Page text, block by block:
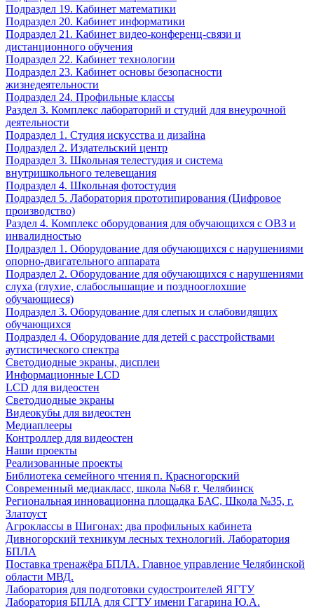
Подраздел 19. Кабинет математики
Подраздел 20. Кабинет информатики
Подраздел 21. Кабинет видео-конференц-связи и
дистанционного обучения
Подраздел 22. Кабинет технологии
Подраздел 23. Кабинет основы безопасности
жизнедеятельности
Подраздел 24. Профильные классы
Раздел 3. Комплекс лабораторий и студий для внеурочной
деятельности
Подраздел 1. Студия искусства и дизайна
Подраздел 2. Издательский центр
Подраздел 3. Школьная телестудия и система
внутришкольного телевещания
Подраздел 4. Школьная фотостудия
Подраздел 5. Лаборатория прототипирования (Цифровое
производство)
Раздел 4. Комплекс оборудования для обучающихся с ОВЗ и
инвалидностью
Подраздел 1. Оборудование для обучающихся с нарушениями
опорно-двигательного аппарата
Подраздел 2. Оборудование для обучающихся с нарушениями
слуха (глухие, слабослышащие и позднооглохшие
обучающиеся)
Подраздел 3. Оборудование для слепых и слабовидящих
обучающихся
Подраздел 4. Оборудование для детей с расстройствами
аутистического спектра
Светодиодные экраны, дисплеи
Информационные LCD
LCD для видеостен
Светодиодные экраны
Видеокубы для видеостен
Медиаплееры
Контроллер для видеостен
Наши проекты
Реализованные проекты
Библиотека семейного чтения п. Красногорский
Современный медиакласс, школа №68 г. Челябинск
Региональная инновационна площадка БАС, Школа №35, г.
Златоуст
Агроклассы в Шигонах: два профильных кабинета
Дивногорский техникум лесных технологий. Лаборатория
БПЛА
Поставка тренажёра БПЛА. Главное управление Челябинской
области МВД.
Лаборатория для подготовки судостроителей ЯГТУ
Лаборатория БПЛА для СГТУ имени Гагарина Ю.А.